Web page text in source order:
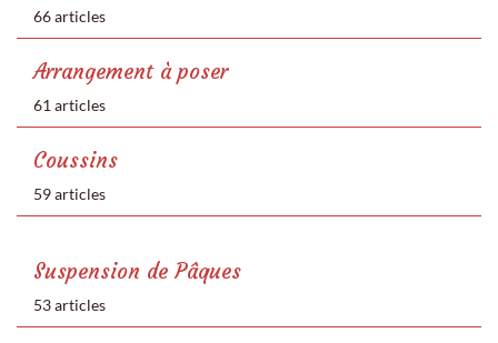
66 articles
Arrangement à poser
61 articles
Coussins
59 articles
Suspension de Pâques
53 articles